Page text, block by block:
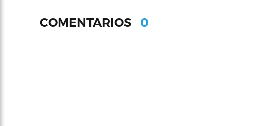
COMENTARIOS 0